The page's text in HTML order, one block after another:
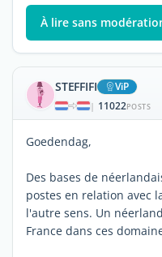
À lire sans
STEFFIFI ViP
| 11022POSTS
Goedendag,
Des bases de
postes en relation avec
l'autre sens. Un
France dans ces